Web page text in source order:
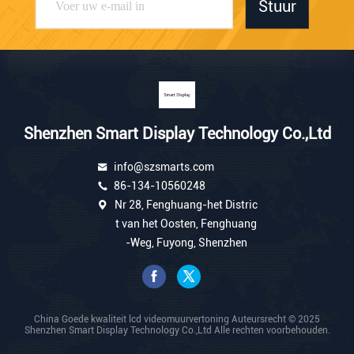
Stuur
Shenzhen Smart Display Technology Co.,Ltd
info@szsmarts.com
86-134-10560248
Nr 28, Fenghuang-het Distric
t van het Oosten, Fenghuang
-Weg, Fuyong, Shenzhen
China Goede kwaliteit lcd videomuurvertoning Auteursrecht © 2025
Shenzhen Smart Display Technology Co.,Ltd Alle rechten voorbehouden.